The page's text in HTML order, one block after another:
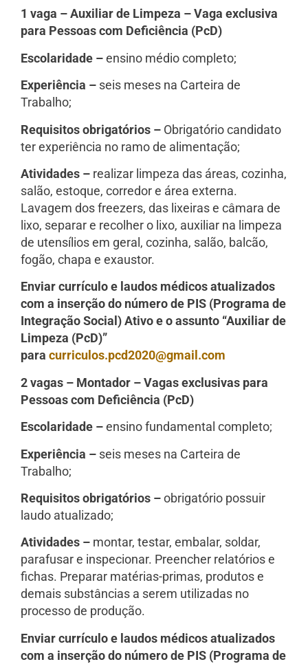
1 vaga – Auxiliar de Limpeza – Vaga exclusiva
para Pessoas com Deficiência (PcD)
Escolaridade –ensino médio completo;
Experiência – seis meses na Carteira de
Trabalho;
Requisitos obrigatórios – Obrigatório candidato
ter experiência no ramo de alimentação;
Atividades – realizar limpeza das áreas, cozinha,
salão, estoque, corredor e área externa.
Lavagem dos freezers, das lixeiras e câmara de
lixo, separar e recolher o lixo, auxiliar na limpeza
de utensílios em geral, cozinha, salão, balcão,
fogão, chapa e exaustor.
Enviar currículo e laudos médicos atualizados
com a inserção do número de PIS (Programa de
Integração Social) Ativo e o assunto “Auxiliar de
Limpeza (PcD)”
para curriculos.pcd2020@gmail.com
2 vagas – Montador – Vagas exclusivas para
Pessoas com Deficiência (PcD)
Escolaridade –ensino fundamental completo;
Experiência – seis meses na Carteira de
Trabalho;
Requisitos obrigatórios –obrigatório possuir
laudo atualizado;
Atividades – montar, testar, embalar, soldar,
parafusar e inspecionar. Preencher relatórios e
fichas. Preparar matérias-primas, produtos e
demais substâncias a serem utilizadas no
processo de produção.
Enviar currículo e laudos médicos atualizados
com a inserção do número de PIS (Programa de